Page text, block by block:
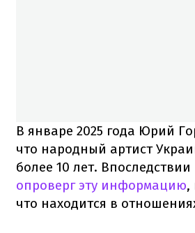
В январе 2025 года Юрий
что народный артист
более 10 лет. Впоследствии
опроверг эту информацию,
что находится в